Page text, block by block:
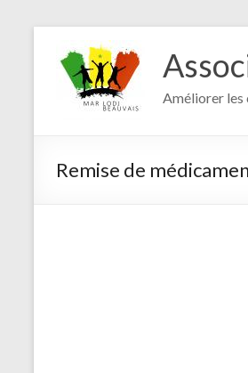
contenu
Améliorer les
Remise de